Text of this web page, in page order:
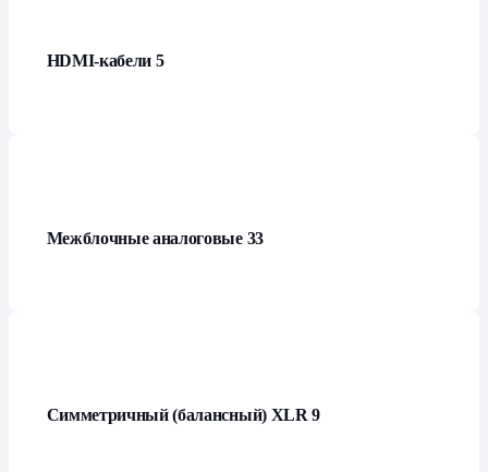
HDMI-кабели 5
Межблочные аналоговые 33
Симметричный (балансный) XLR9